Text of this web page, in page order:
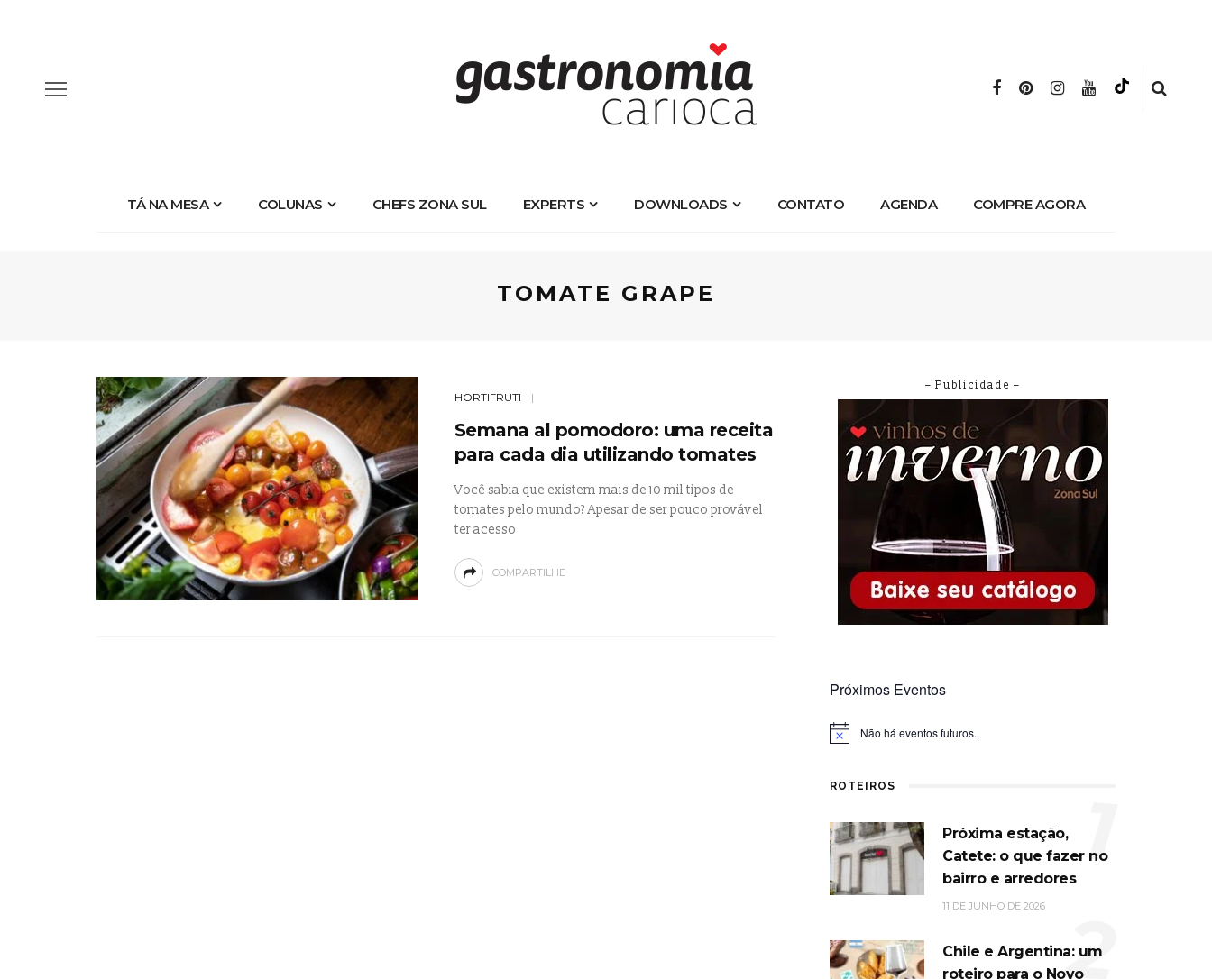
TÁ NA MESA COLUNAS CHEFS ZONA SUL EXPERTS DOWNLOADS CONTATO AGENDA COMPRE AGORA
TOMATE GRAPE
HORTIFRUTI
Semana al pomodoro: uma receita
para cada dia utilizando tomates
Você sabia que existem mais de 10 mil tipos de
tomates pelo mundo? Apesar de ser pouco provável
ter acesso
COMPARTILHE
– Publicidade –
Próximos Eventos
Notice Não há eventos futuros.
ROTEIROS
Próxima estação,
Catete: o que fazer no
bairro e arredores
11 DE JUNHO DE 2026
1
Chile e Argentina: um
roteiro para o Novo2